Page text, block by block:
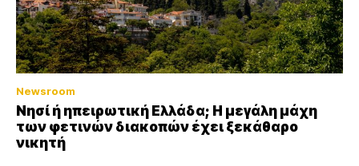
Newsroom
Νησί ή ηπειρωτική Ελλάδα; Η μεγάλη μάχη
των φετινών διακοπών έχει ξεκάθαρο
νικητή